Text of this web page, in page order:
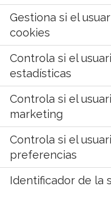
Gestiona si el
cookies
Controla si el
estadísticas
Controla si el
marketing
Controla si el
preferencias
Identificador de la